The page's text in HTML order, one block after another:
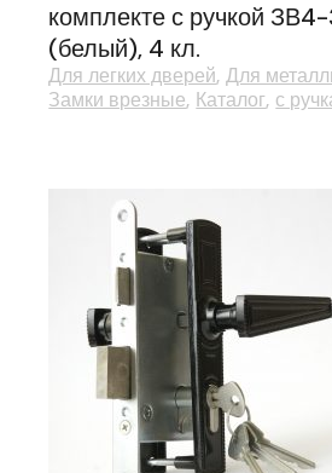
комплекте с ручкой ЗВ4-
(белый), 4 кл.
Для легких дверей Для
Замки врезные Каталог с